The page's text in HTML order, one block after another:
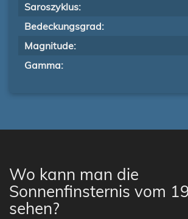
Saroszyklus:
Bedeckungsgrad:
Magnitude:
Gamma:
Wo kann man die
Sonnenfinsternis vom
sehen?